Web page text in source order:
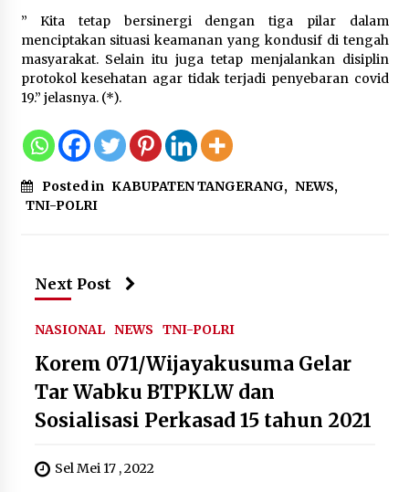
DPD Partai Gerakan Rakyat Kota
Tangerang Gelar Konsolidasi
” Kita tetap bersinergi dengan tiga pilar dalam
menciptakan situasi keamanan yang kondusif di tengah
masyarakat. Selain itu juga tetap menjalankan disiplin
protokol kesehatan agar tidak terjadi penyebaran covid
19.” jelasnya. (*).
Posted in KABUPATEN TANGERANG, NEWS,
TNI-POLRI
Next Post
NASIONAL NEWS TNI-POLRI
Korem 071/Wijayakusuma Gelar
Tar Wabku BTPKLW dan
Sosialisasi Perkasad 15 tahun 2021
Sel Mei 17 , 2022